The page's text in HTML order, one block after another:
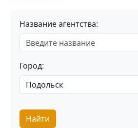
Название агентства:
Город:
Найти